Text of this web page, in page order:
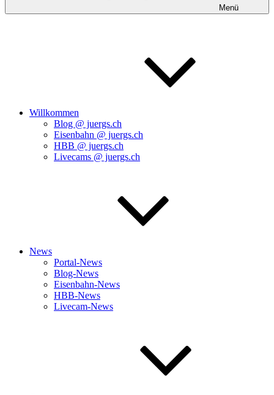
Menü
Willkommen
Blog @ juergs.ch
Eisenbahn @ juergs.ch
HBB @ juergs.ch
Livecams @ juergs.ch
News
Portal-News
Blog-News
Eisenbahn-News
HBB-News
Livecam-News